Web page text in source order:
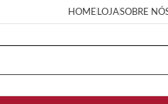
HOMELOJASOBRE